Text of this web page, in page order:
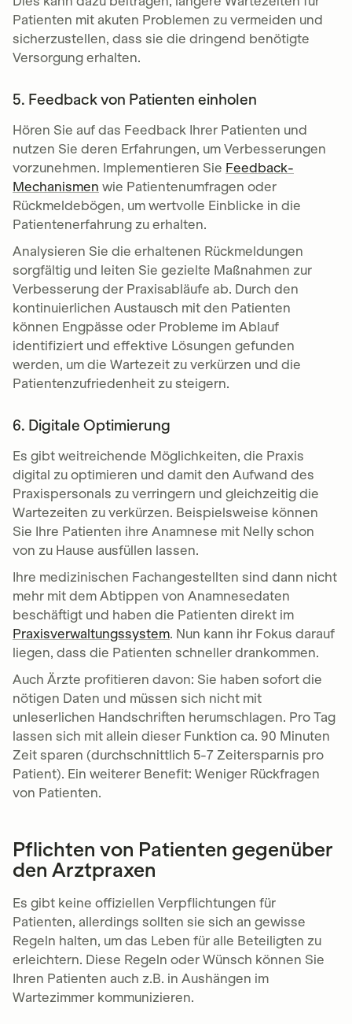
Patienten mit akuten Problemen zu vermeiden und
sicherzustellen, dass sie die dringend benötigte
Versorgung erhalten.
5. Feedback von Patienten einholen
Hören Sie auf das Feedback Ihrer Patienten und
nutzen Sie deren Erfahrungen, um Verbesserungen
vorzunehmen. Implementieren Sie Feedback-
Mechanismen wie Patientenumfragen oder
Rückmeldebögen, um wertvolle Einblicke in die
Patientenerfahrung zu erhalten.
Analysieren Sie die erhaltenen Rückmeldungen
sorgfältig und leiten Sie gezielte Maßnahmen zur
Verbesserung der Praxisabläufe ab. Durch den
kontinuierlichen Austausch mit den Patienten
können Engpässe oder Probleme im Ablauf
identifiziert und effektive Lösungen gefunden
werden, um die Wartezeit zu verkürzen und die
Patientenzufriedenheit zu steigern.
6. Digitale Optimierung
Es gibt weitreichende Möglichkeiten, die Praxis
digital zu optimieren und damit den Aufwand des
Praxispersonals zu verringern und gleichzeitig die
Wartezeiten zu verkürzen. Beispielsweise können
Sie Ihre Patienten ihre Anamnese mit Nelly schon
von zu Hause ausfüllen lassen.
Ihre medizinischen Fachangestellten sind dann nicht
mehr mit dem Abtippen von Anamnesedaten
beschäftigt und haben die Patienten direkt im
Praxisverwaltungssystem. Nun kann ihr Fokus darauf
liegen, dass die Patienten schneller drankommen.
Auch Ärzte profitieren davon: Sie haben sofort die
nötigen Daten und müssen sich nicht mit
unleserlichen Handschriften herumschlagen. Pro Tag
lassen sich mit allein dieser Funktion ca. 90 Minuten
Zeit sparen (durchschnittlich 5-7 Zeitersparnis pro
Patient). Ein weiterer Benefit: Weniger Rückfragen
von Patienten.
Pflichten von Patienten gegenüber
den Arztpraxen
Es gibt keine offiziellen Verpflichtungen für
Patienten, allerdings sollten sie sich an gewisse
Regeln halten, um das Leben für alle Beteiligten zu
erleichtern. Diese Regeln oder Wünsch können Sie
Ihren Patienten auch z.B. in Aushängen im
Wartezimmer kommunizieren.